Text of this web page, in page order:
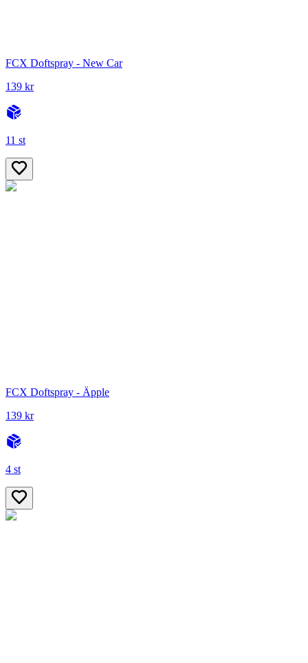
FCX Doftspray - New Car
139 kr
11 st
FCX Doftspray - Äpple
139 kr
4 st